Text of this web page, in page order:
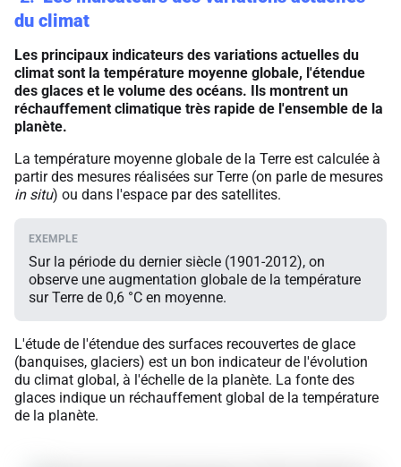
du climat
Les principaux indicateurs des variations actuelles du
climat sont la température moyenne globale, l'étendue
des glaces et le volume des océans. Ils montrent un
réchauffement climatique très rapide de l'ensemble de la
planète.
La température moyenne globale de la Terre est calculée à
partir des mesures réalisées sur Terre (on parle de mesures
in situ) ou dans l'espace par des satellites.
Sur la période du dernier siècle (1901-2012), on
observe une augmentation globale de la température
sur Terre de 0,6 °C en moyenne.
L'étude de l'étendue des surfaces recouvertes de glace
(banquises, glaciers) est un bon indicateur de l'évolution
du climat global, à l'échelle de la planète. La fonte des
glaces indique un réchauffement global de la température
de la planète.